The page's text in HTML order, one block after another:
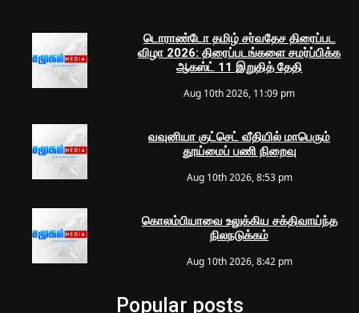
டொராண்டோ தமிழ் சர்வதேச திரைப்பட
விழா 2026: திரைப்படங்களை சமர்ப்பிக்க
ஆகஸ்ட் 11 இறுதித் தேதி
Aug 10th 2026, 11:09 pm
வவுனியா குட்செட் வீதியில் மாபெரும்
தூய்மைப் பணி நிறைவு
Aug 10th 2026, 8:53 pm
கொலம்பியாவை உலுக்கிய சக்திவாய்ந்த
நிலநடுக்கம்
Aug 10th 2026, 8:42 pm
Popular posts